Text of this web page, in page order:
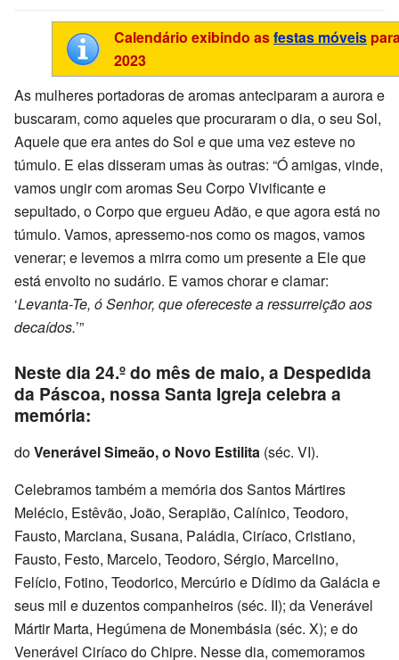
Calendário exibindo asfestas móveis
2023
As mulheres portadoras de aromas anteciparam a aurora e
buscaram, como aqueles que procuraram o dia, o seu Sol,
Aquele que era antes do Sol e que uma vez esteve no
túmulo. E elas disseram umas às outras: “Ó amigas, vinde,
vamos ungir com aromas Seu Corpo Vivificante e
sepultado, o Corpo que ergueu Adão, e que agora está no
túmulo. Vamos, apressemo-nos como os magos, vamos
venerar; e levemos a mirra como um presente a Ele que
está envolto no sudário. E vamos chorar e clamar:
‘Levanta-Te, ó Senhor, que ofereceste a ressurreição aos
decaídos.’”
Neste dia 24.º do mês de maio, a Despedida
da Páscoa, nossa Santa Igreja celebra a
memória:
doVenerável Simeão, o Novo Estilita (séc. VI).
Celebramos também a memória dos Santos Mártires
Melécio, Estêvão, João, Serapião, Calínico, Teodoro,
Fausto, Marciana, Susana, Paládia, Ciríaco, Cristiano,
Fausto, Festo, Marcelo, Teodoro, Sérgio, Marcelino,
Felício, Fotino, Teodorico, Mercúrio e Dídimo da Galácia e
seus mil e duzentos companheiros (séc. II); da Venerável
Mártir Marta, Hegúmena de Monembásia (séc. X); e do
Venerável Ciríaco do Chipre. Nesse dia, comemoramos